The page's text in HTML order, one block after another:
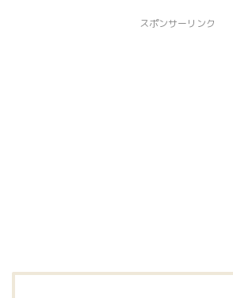
スポンサーリンク